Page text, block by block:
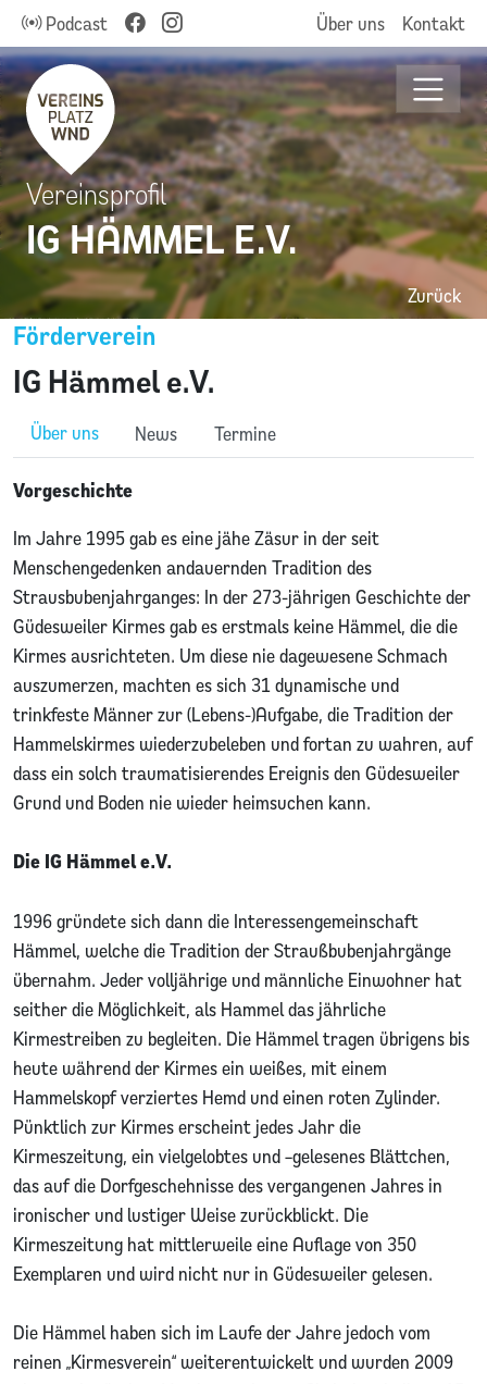
Podcast Über uns Kontakt
IG HÄMMEL E.V.
Vereinsprofil
Zurück
IG Hämmel e.V.
Förderverein
Über uns News Termine
Vorgeschichte
Im Jahre 1995 gab es eine jähe Zäsur in der seit
Menschengedenken andauernden Tradition des
Strausbubenjahrganges: In der 273-jährigen Geschichte der
Güdesweiler Kirmes gab es erstmals keine Hämmel, die die
Kirmes ausrichteten. Um diese nie dagewesene Schmach
auszumerzen, machten es sich 31 dynamische und
trinkfeste Männer zur (Lebens-)Aufgabe, die Tradition der
Hammelskirmes wiederzubeleben und fortan zu wahren, auf
dass ein solch traumatisierendes Ereignis den Güdesweiler
Grund und Boden nie wieder heimsuchen kann.
Die IG Hämmel e.V.
1996 gründete sich dann die Interessengemeinschaft
Hämmel, welche die Tradition der Straußbubenjahrgänge
übernahm. Jeder volljährige und männliche Einwohner hat
seither die Möglichkeit, als Hammel das jährliche
Kirmestreiben zu begleiten. Die Hämmel tragen übrigens bis
heute während der Kirmes ein weißes, mit einem
Hammelskopf verziertes Hemd und einen roten Zylinder.
Pünktlich zur Kirmes erscheint jedes Jahr die
Kirmeszeitung, ein vielgelobtes und –gelesenes Blättchen,
das auf die Dorfgeschehnisse des vergangenen Jahres in
ironischer und lustiger Weise zurückblickt. Die
Kirmeszeitung hat mittlerweile eine Auflage von 350
Exemplaren und wird nicht nur in Güdesweiler gelesen.
Die Hämmel haben sich im Laufe der Jahre jedoch vom
reinen „Kirmesverein“ weiterentwickelt und wurden 2009